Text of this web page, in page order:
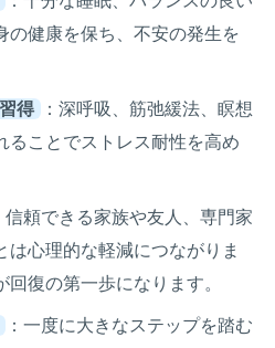
の健康を保ち、不安の発生を
得
：深呼吸、筋弛緩法、瞑想
ることでストレス耐性を高め
信頼できる家族や友人、専門家
は心理的な軽減につながりま
復の第一歩になります。
：一度に大きなステップを踏む